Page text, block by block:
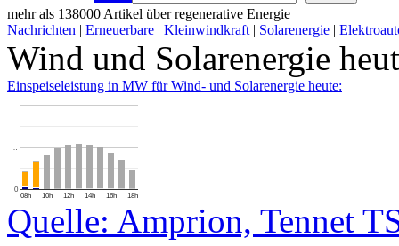
mehr als 138000 Artikel über regenerative Energie
Nachrichten | Erneuerbare | Kleinwindkraft | Solarenergie |
Wind und Solarenergie
Einspeiseleistung in MW für Wind- und Solarenergie heute:
08h 10h 12h 14h 16h 18h
0
…
…
Quelle: Amprion, Tennet